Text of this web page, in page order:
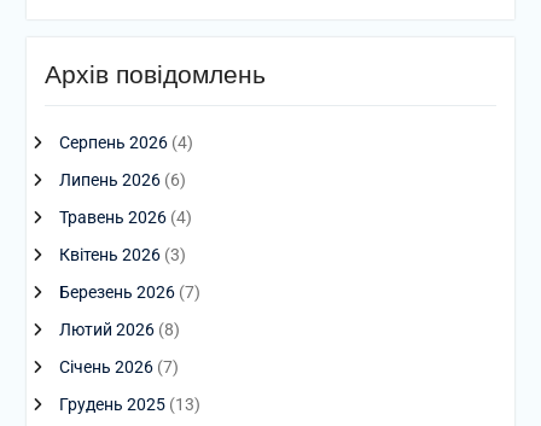
Архів повідомлень
Серпень 2026(4)
Липень 2026(6)
Травень 2026(4)
Квітень 2026(3)
Березень 2026(7)
Лютий 2026(8)
Січень 2026(7)
Грудень 2025(13)